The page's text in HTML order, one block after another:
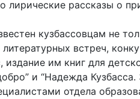
лирические рассказы о
кузбассовцам не
встреч,
издание им книг для
и “Надежда
отдела